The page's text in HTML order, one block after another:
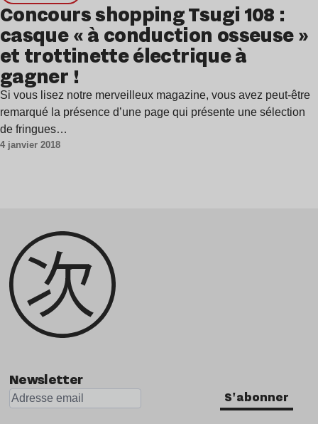
Concours shopping Tsugi 108 :
casque « à conduction osseuse »
et trottinette électrique à
gagner !
Si vous lisez notre merveilleux magazine, vous avez peut-être
remarqué la présence d’une page qui présente une sélection
de fringues…
4 janvier 2018
Newsletter
S'abonner